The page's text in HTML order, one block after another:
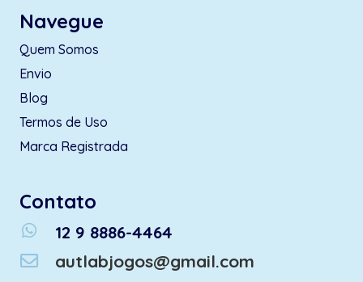
Navegue
Quem Somos
Envio
Blog
Termos de Uso
Marca Registrada
Contato
whatsapp
12 9 8886-4464
autlabjogos@gmail.com